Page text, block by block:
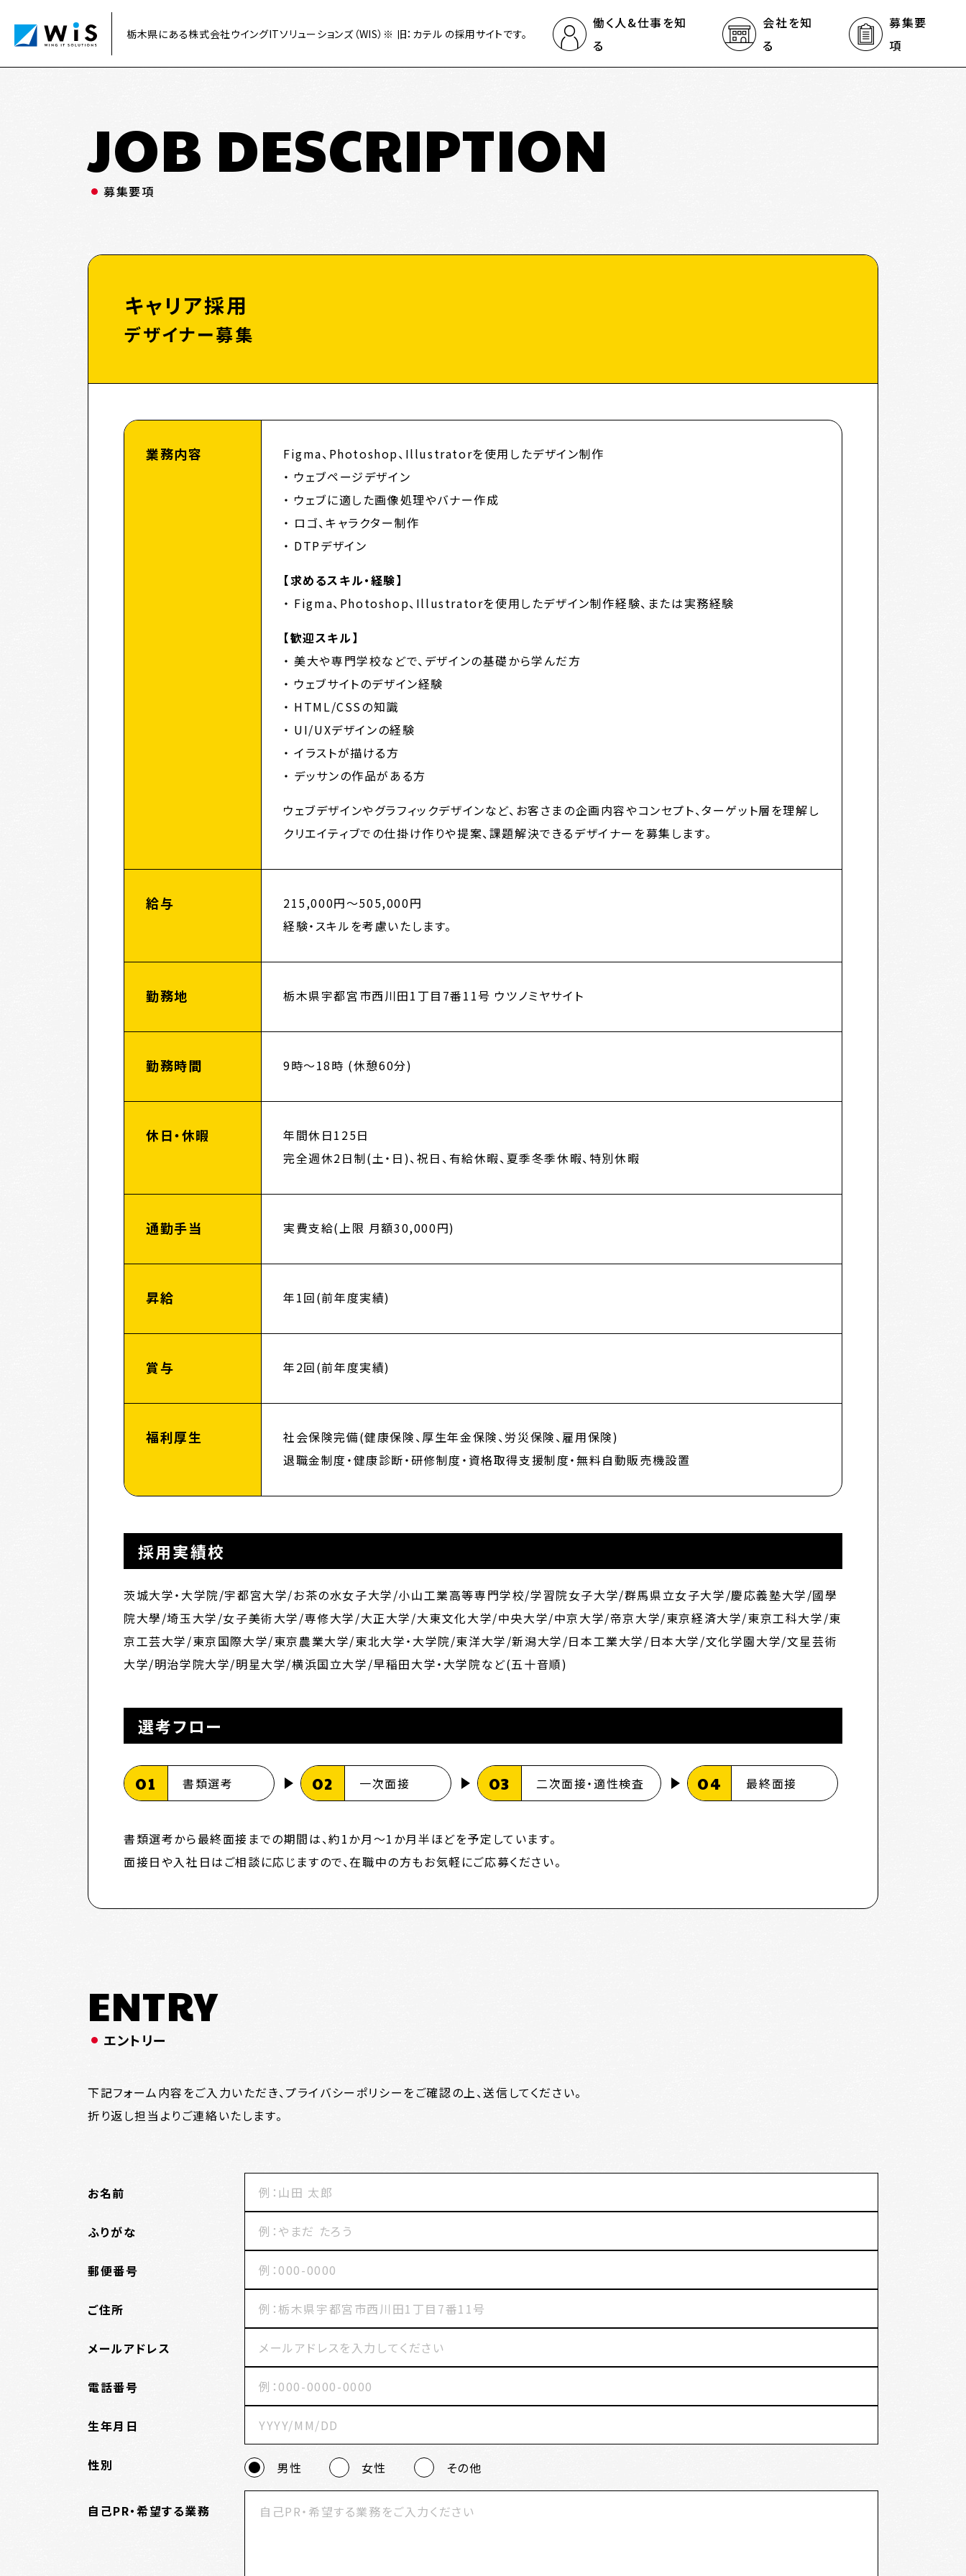
栃木県にある株式会社ウイングITソリューションズ（WIS）※ 旧：カテル の採用サイトです。
働く人&仕事を知
る
会社を知
る
募集要
項
JOB DESCRIPTION
募集要項
キャリア採用
デザイナー募集
業務内容
Figma、Photoshop、Illustratorを使用したデザイン制作
ウェブページデザイン
ウェブに適した画像処理やバナー作成
ロゴ、キャラクター制作
DTPデザイン
【求めるスキル・経験】
Figma、Photoshop、Illustratorを使用したデザイン制作経験、または実務経験
【歓迎スキル】
美大や専門学校などで、デザインの基礎から学んだ方
ウェブサイトのデザイン経験
HTML/CSSの知識
UI/UXデザインの経験
イラストが描ける方
デッサンの作品がある方
ウェブデザインやグラフィックデザインなど、お客さまの企画内容やコンセプト、ターゲット層を理解し
クリエイティブでの仕掛け作りや提案、課題解決できるデザイナーを募集します。
給与
215,000円～505,000円
経験・スキルを考慮いたします。
勤務地 栃木県宇都宮市西川田1丁目7番11号 ウツノミヤサイト
勤務時間 9時～18時 (休憩60分)
休日・休暇
年間休日125日
完全週休2日制(土・日)、祝日、有給休暇、夏季冬季休暇、特別休暇
通勤手当 実費支給(上限 月額30,000円)
昇給 年1回(前年度実績)
賞与 年2回(前年度実績)
福利厚生
社会保険完備(健康保険、厚生年金保険、労災保険、雇用保険)
退職金制度・健康診断・研修制度・資格取得支援制度・無料自動販売機設置
採用実績校
茨城大学・大学院/宇都宮大学/お茶の水女子大学/小山工業高等専門学校/学習院女子大学/群馬県立女子大学/慶応義塾大学/國學
院大學/埼玉大学/女子美術大学/専修大学/大正大学/大東文化大学/中央大学/中京大学/帝京大学/東京経済大学/東京工科大学/東
京工芸大学/東京国際大学/東京農業大学/東北大学・大学院/東洋大学/新潟大学/日本工業大学/日本大学/文化学園大学/文星芸術
大学/明治学院大学/明星大学/横浜国立大学/早稲田大学・大学院など(五十音順)
選考フロー
01 書類選考 02 一次面接 03 二次面接・適性検査 04 最終面接
書類選考から最終面接までの期間は、約1か月〜1か月半ほどを予定しています。
面接日や入社日はご相談に応じますので、在職中の方もお気軽にご応募ください。
ENTRY
エントリー
下記フォーム内容をご入力いただき、プライバシーポリシーをご確認の上、送信してください。
折り返し担当よりご連絡いたします。
お名前
ふりがな
郵便番号
ご住所
メールアドレス
電話番号
生年月日
性別 男性 女性 その他
自己PR・希望する業務